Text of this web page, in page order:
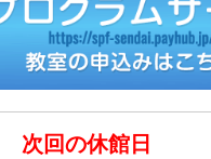
次回の休館日